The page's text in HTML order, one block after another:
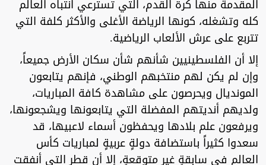
المقدمة منها كرة القدم، التي تسترعي انتباه العالم
كله وتشغله، كونها الرياضة الأغلى والأكثر كلفة التي
تتربع على عرش الألعاب الرياضية.
إلا أن الفلسطينيين شأنهم شأن سكان الأرض جميعاً،
وإن لم يكن لهم منتخبهم الوطني، فإنهم يتابعون
المونديال ويحرصون على مشاهدة كافة المباريات،
ولديهم أنديتهم المفضلة التي يتابعونها ويشجعونها،
ويرفعون علم بلادها ويحفظون أسماء لاعبيها، قد
سعدوا كثيراً باستضافة دولةٍ عربيةٍ لمباريات كأس
العالم في سابقةٍ غير متوقعةٍ، إلا أن قطر التي أنفقت